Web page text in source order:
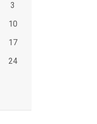
3
10
17
24